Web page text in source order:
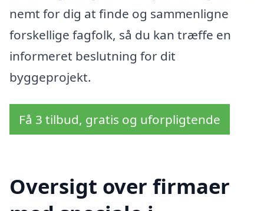
nemt for dig at finde og sammenligne
forskellige fagfolk, så du kan træffe en
informeret beslutning for dit
byggeprojekt.
Få 3 tilbud, gratis og uforpligtende
Oversigt over firmaer